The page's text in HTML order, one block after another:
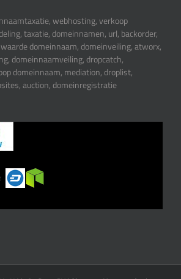
webhosting, verkoop
taxatie, domeinnamen, url, backorder,
domeinnaam, domeinveiling, atworx,
domeinnaamveiling, dropcatch,
domeinnaam, mediation, droplist,
auction, domeinregistratie